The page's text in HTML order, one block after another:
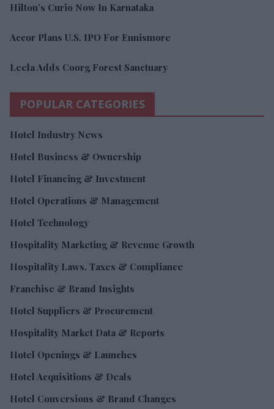
Hilton’s Curio Now In Karnataka
Accor Plans U.S. IPO For Ennismore
Leela Adds Coorg Forest Sanctuary
POPULAR CATEGORIES
Hotel Industry News
Hotel Business & Ownership
Hotel Financing & Investment
Hotel Operations & Management
Hotel Technology
Hospitality Marketing & Revenue Growth
Hospitality Laws, Taxes & Compliance
Franchise & Brand Insights
Hotel Suppliers & Procurement
Hospitality Market Data & Reports
Hotel Openings & Launches
Hotel Acquisitions & Deals
Hotel Conversions & Brand Changes